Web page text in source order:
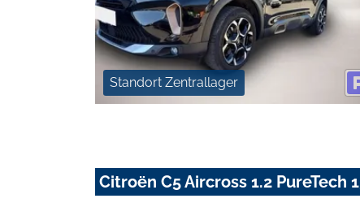
Standort Zentrallager
Citroën C5 Aircross 1.2 PureTech